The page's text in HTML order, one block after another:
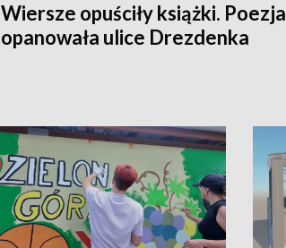
Wiersze opuściły książki. Poezja
opanowała ulice Drezdenka